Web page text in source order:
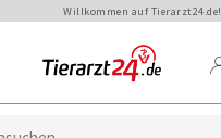
Willkommen auf Tierarzt24.de!